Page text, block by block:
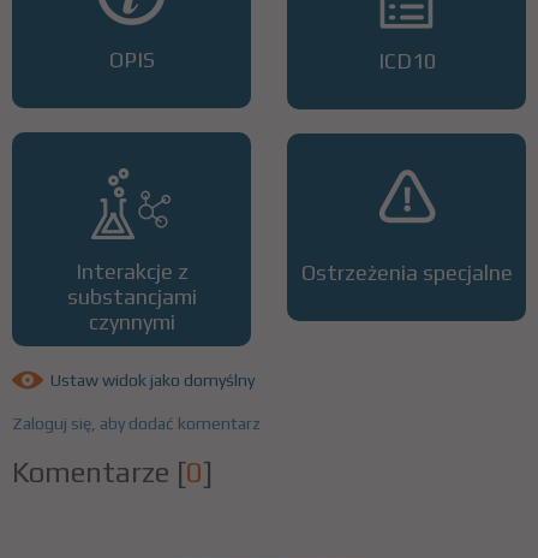
OPIS
Interakcje z
substancjami
czynnymi
ICD10
Ostrzeżenia specjalne
Ustaw widok jako domyślny
Zaloguj się, aby dodać komentarz
Komentarze [0]